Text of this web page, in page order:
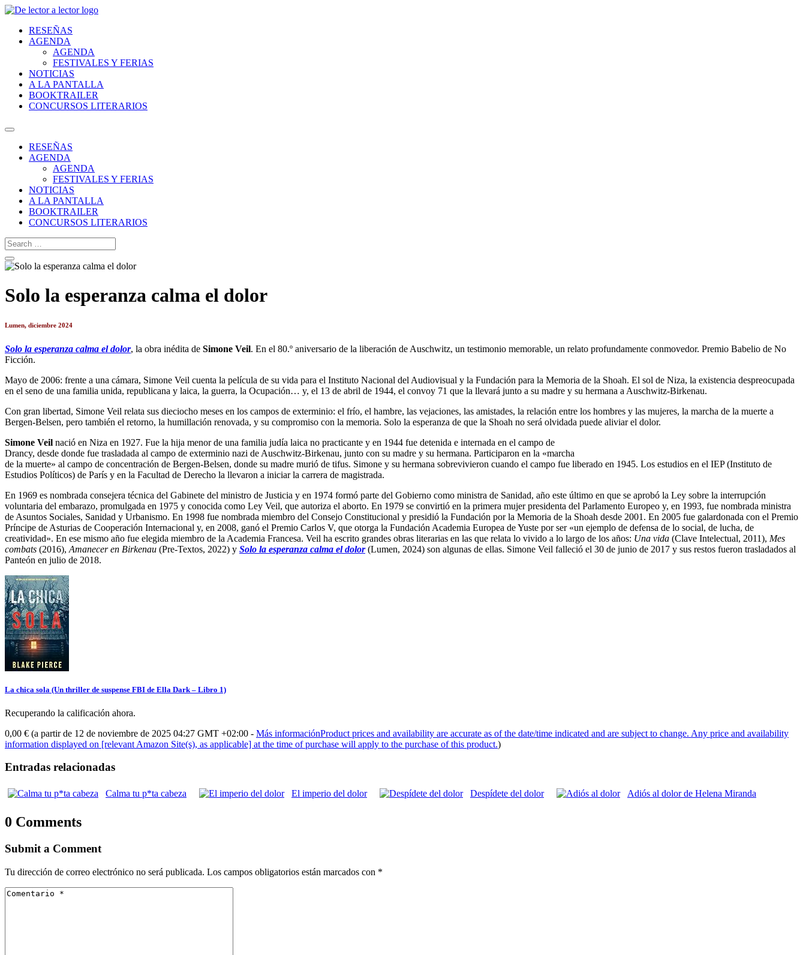
RESEÑAS
AGENDA
AGENDA
FESTIVALES Y FERIAS
NOTICIAS
A LA PANTALLA
BOOKTRAILER
CONCURSOS LITERARIOS
RESEÑAS
AGENDA
AGENDA
FESTIVALES Y FERIAS
NOTICIAS
A LA PANTALLA
BOOKTRAILER
CONCURSOS LITERARIOS
Solo la esperanza calma el dolor
Lumen, diciembre 2024
Solo la esperanza calma el dolor, la obra inédita de Simone Veil. En el 80.º aniversario de la liberación de Auschwitz, un testimonio memorable, un relato profundamente conmovedor. Premio Babelio de No
Ficción.
Mayo de 2006: frente a una cámara, Simone Veil cuenta la película de su vida para el Instituto Nacional del Audiovisual y la Fundación para la Memoria de la Shoah. El sol de Niza, la existencia despreocupada
en el seno de una familia unida, republicana y laica, la guerra, la Ocupación… y, el 13 de abril de 1944, el convoy 71 que la llevará junto a su madre y su hermana a Auschwitz-Birkenau.
Con gran libertad, Simone Veil relata sus dieciocho meses en los campos de exterminio: el frío, el hambre, las vejaciones, las amistades, la relación entre los hombres y las mujeres, la marcha de la muerte a
Bergen-Belsen, pero también el retorno, la humillación renovada, y su compromiso con la memoria. Solo la esperanza de que la Shoah no será olvidada puede aliviar el dolor.
Simone Veil nació en Niza en 1927. Fue la hija menor de una familia judía laica no practicante y en 1944 fue detenida e internada en el campo de
Drancy, desde donde fue trasladada al campo de exterminio nazi de Auschwitz-Birkenau, junto con su madre y su hermana. Participaron en la «marcha
de la muerte» al campo de concentración de Bergen-Belsen, donde su madre murió de tifus. Simone y su hermana sobrevivieron cuando el campo fue liberado en 1945. Los estudios en el IEP (Instituto de
Estudios Políticos) de París y en la Facultad de Derecho la llevaron a iniciar la carrera de magistrada.
En 1969 es nombrada consejera técnica del Gabinete del ministro de Justicia y en 1974 formó parte del Gobierno como ministra de Sanidad, año este último en que se aprobó la Ley sobre la interrupción
voluntaria del embarazo, promulgada en 1975 y conocida como Ley Veil, que autoriza el aborto. En 1979 se convirtió en la primera mujer presidenta del Parlamento Europeo y, en 1993, fue nombrada ministra
de Asuntos Sociales, Sanidad y Urbanismo. En 1998 fue nombrada miembro del Consejo Constitucional y presidió la Fundación por la Memoria de la Shoah desde 2001. En 2005 fue galardonada con el Premio
Príncipe de Asturias de Cooperación Internacional y, en 2008, ganó el Premio Carlos V, que otorga la Fundación Academia Europea de Yuste por ser «un ejemplo de defensa de lo social, de lucha, de
creatividad». En ese mismo año fue elegida miembro de la Academia Francesa. Veil ha escrito grandes obras literarias en las que relata lo vivido a lo largo de los años: Una vida (Clave Intelectual, 2011), Mes
combats (2016), Amanecer en Birkenau (Pre-Textos, 2022) y Solo la esperanza calma el dolor(Lumen, 2024) son algunas de ellas. Simone Veil falleció el 30 de junio de 2017 y sus restos fueron trasladados al
Panteón en julio de 2018.
La chica sola (Un thriller de suspense FBI de Ella Dark – Libro 1)
Recuperando la calificación ahora.
0,00 € (a partir de 12 de noviembre de 2025 04:27 GMT +02:00 - Más informaciónProduct prices and availability are accurate as of the date/time indicated and are subject to change. Any price and availability
information displayed on [relevant Amazon Site(s), as applicable] at the time of purchase will apply to the purchase of this product.)
Entradas relacionadas
Calma tu p*ta cabeza El imperio del dolor Despídete del dolor Adiós al dolor de Helena Miranda
0 Comments
Submit a Comment
Tu dirección de correo electrónico no será publicada. Los campos obligatorios están marcados con *
Suscríbete
¡Suscríbete y No Te Pierdas Nada!
Únete a nuestra comunidad de amantes de la literatura y recibe las últimas noticias y reseñas directamente en tu bandeja de entrada.
Nombre*
Por favor, acepta los términos y condiciones de privacidad
CLOSE